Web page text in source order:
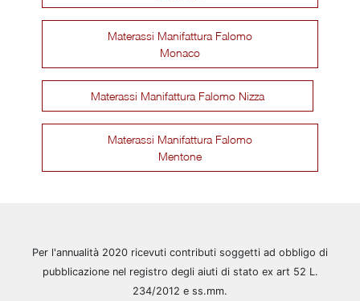
Materassi Manifattura Falomo
Monaco
Materassi Manifattura Falomo Nizza
Materassi Manifattura Falomo
Mentone
Per l'annualità 2020 ricevuti contributi soggetti ad obbligo di
pubblicazione nel registro degli aiuti di stato ex art 52 L.
234/2012 e ss.mm.